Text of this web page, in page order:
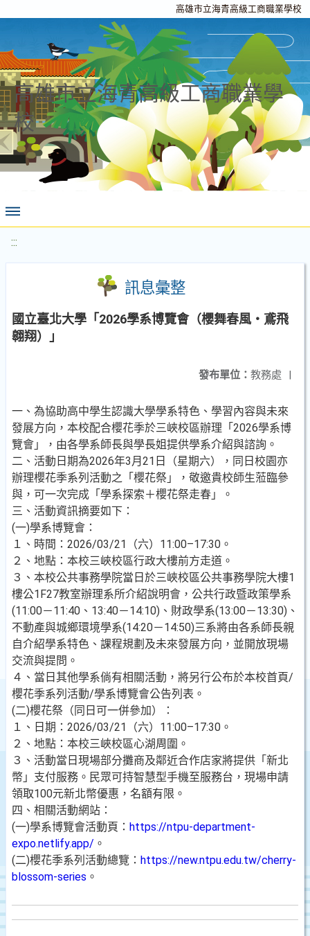
高雄市立海青高級工商職業學校
高雄市立海青高級工商職業學
校
:::
訊息彙整
國立臺北大學「2026學系博覽會（櫻舞春風・鳶飛
翱翔）」
發布單位： 教務處 |
一、為協助高中學生認識大學學系特色、學習內容與未來
發展方向，本校配合櫻花季於三峽校區辦理「2026學系博
覽會」，由各學系師長與學長姐提供學系介紹與諮詢。
二、活動日期為2026年3月21日（星期六），同日校園亦
辦理櫻花季系列活動之「櫻花祭」，敬邀貴校師生蒞臨參
與，可一次完成「學系探索＋櫻花祭走春」。
三、活動資訊摘要如下：
(一)學系博覽會：
１、時間：2026/03/21（六）11:00–17:30。
２、地點：本校三峽校區行政大樓前方走道。
３、本校公共事務學院當日於三峽校區公共事務學院大樓1
樓公1F27教室辦理系所介紹說明會，公共行政暨政策學系
(11:00－11:40、13:40－14:10)、財政學系(13:00－13:30)、
不動產與城鄉環境學系(14:20－14:50)三系將由各系師長親
自介紹學系特色、課程規劃及未來發展方向，並開放現場
交流與提問。
４、當日其他學系倘有相關活動，將另行公布於本校首頁/
櫻花季系列活動/學系博覽會公告列表。
(二)櫻花祭（同日可一併參加）：
１、日期：2026/03/21（六）11:00–17:30。
２、地點：本校三峽校區心湖周圍。
３、活動當日現場部分攤商及鄰近合作店家將提供「新北
幣」支付服務。民眾可持智慧型手機至服務台，現場申請
領取100元新北幣優惠，名額有限。
四、相關活動網站：
(一)學系博覽會活動頁： https://ntpu-department-
expo.netlify.app/ 。
(二)櫻花季系列活動總覽： https://new.ntpu.edu.tw/cherry-
blossom-series 。